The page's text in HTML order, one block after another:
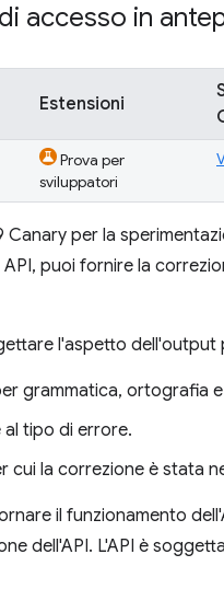
accesso in
Estensioni
Prova per
sviluppatori
Canary per la
puoi fornire la
l'aspetto dell'output
grammatica, ortografia
tipo di errore.
cui la correzione è stata
il funzionamento
dell'API. L'API è